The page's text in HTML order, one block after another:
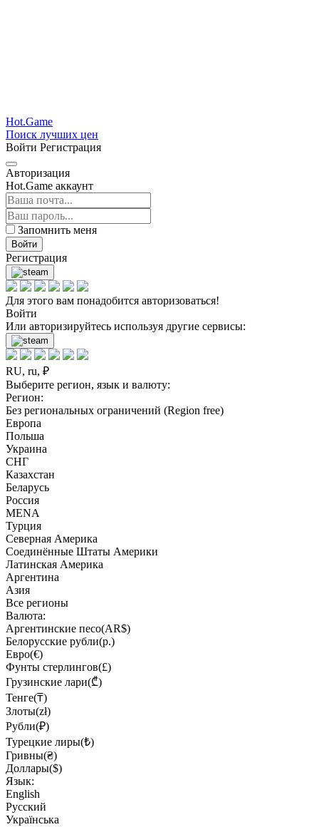
Hot.Game
Поиск лучших цен
Войти Регистрация
Авторизация
Hot.Game аккаунт
Запомнить меня
Войти
Регистрация
Для этого вам понадобится авторизоваться!
Войти
Или авторизируйтесь используя другие сервисы:
RU, ru, ₽
Выберите регион, язык и валюту:
Регион:
Без региональных ограничений (Region free)
Европа
Польша
Украина
СНГ
Казахстан
Беларусь
Россия
MENA
Турция
Северная Америка
Соединённые Штаты Америки
Латинская Америка
Аргентина
Азия
Все регионы
Валюта:
Аргентинские песо(AR$)
Белорусские рубли(р.)
Евро(€)
Фунты стерлингов(£)
Грузинские лари(₾)
Тенге(₸)
Злоты(zł)
Рубли(₽)
Турецкие лиры(₺)
Гривны(₴)
Доллары($)
Язык:
English
Русский
Українська